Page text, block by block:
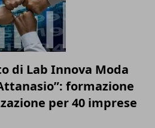
di Lab Innova Moda
formazione
per 40 imprese